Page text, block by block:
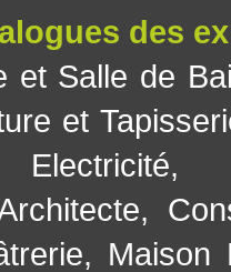
des
et Salle de
et
Electricité
,
, Maison